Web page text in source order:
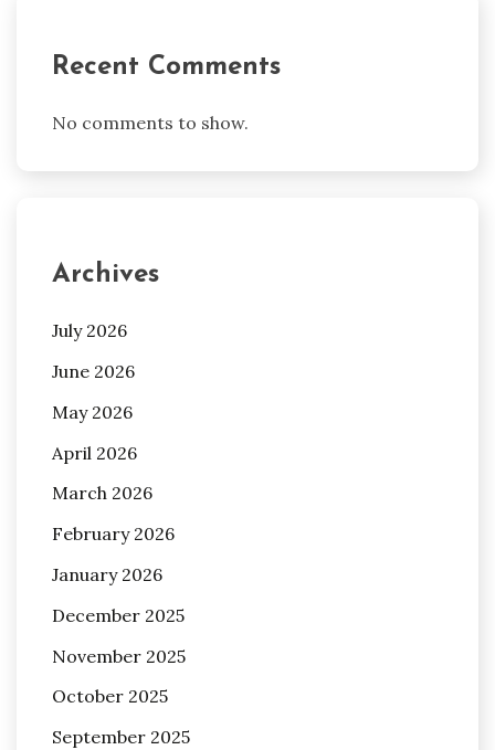
Recent Comments
No comments to show.
Archives
July 2026
June 2026
May 2026
April 2026
March 2026
February 2026
January 2026
December 2025
November 2025
October 2025
September 2025